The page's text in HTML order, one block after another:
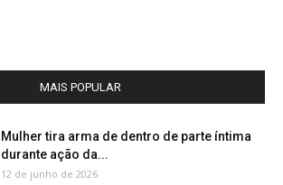
MAIS POPULAR
Mulher tira arma de dentro de parte íntima
durante ação da...
12 de junho de 2026